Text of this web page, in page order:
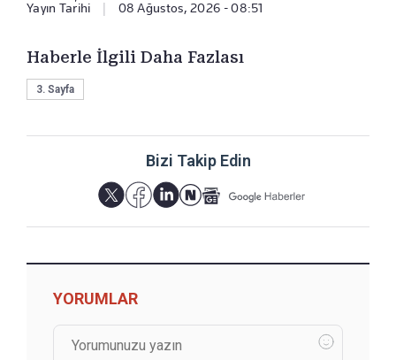
Yayın Tarihi 08 Ağustos, 2026 - 08:51
Haberle İlgili Daha Fazlası
3. Sayfa
Bizi Takip Edin
YORUMLAR